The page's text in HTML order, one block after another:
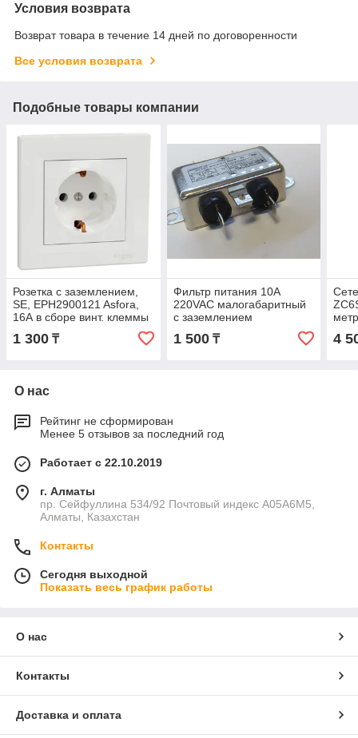
Условия возврата
Возврат товара в течение 14 дней по договоренности
Все условия возврата
Подобные товары компании
Розетка с заземлением,
SE, EPH2900121 Asfora,
16А в сборе винт. клеммы
1 300 ₸
Фильтр питания 10А
220VAC малогабаритный
c заземлением
1 500₸ 4
О нас
Рейтинг не сформирован
Менее 5 отзывов за последний год
Работает с 22.10.2019
г. Алматы
пр. Сейфуллина 534/92 Почтовый индекс A05A6M5,
Алматы, Казахстан
Контакты
Сегодня выходной
Показать весь график работы
О нас
Контакты
Доставка и оплата